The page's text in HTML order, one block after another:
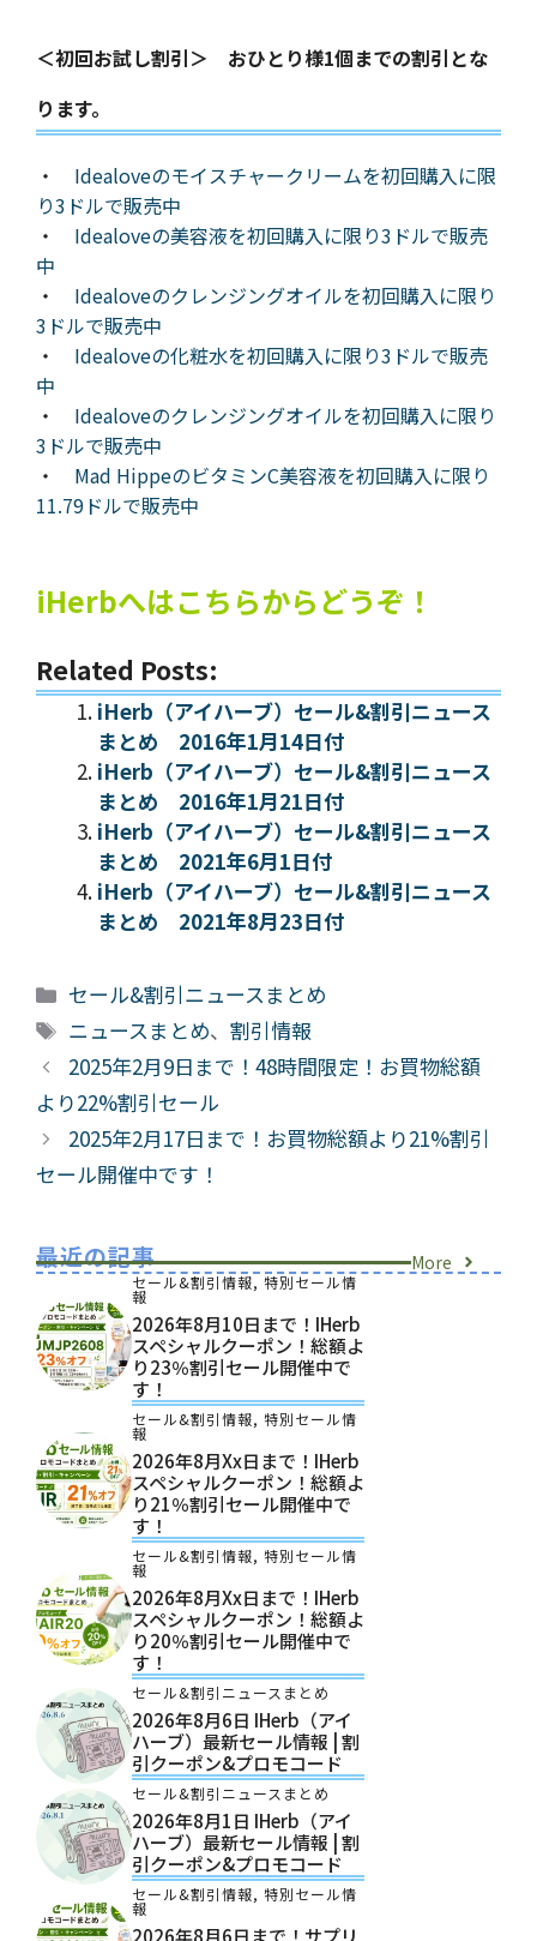
＜初回お試し割引＞ おひとり様1個までの割引とな
ります。
・ Idealoveのモイスチャークリームを初回購入に限
り3ドルで販売中
・ Idealoveの美容液を初回購入に限り3ドルで販売
中
・ Idealoveのクレンジングオイルを初回購入に限り
3ドルで販売中
・ Idealoveの化粧水を初回購入に限り3ドルで販売
中
・ Idealoveのクレンジングオイルを初回購入に限り
3ドルで販売中
・ Mad HippeのビタミンC美容液を初回購入に限り
11.79ドルで販売中
iHerbへはこちらからどうぞ！
Related Posts:
iHerb（アイハーブ）セール&割引ニュース
まとめ 2016年1月14日付
iHerb（アイハーブ）セール&割引ニュース
まとめ 2016年1月21日付
iHerb（アイハーブ）セール&割引ニュース
まとめ 2021年6月1日付
iHerb（アイハーブ）セール&割引ニュース
まとめ 2021年8月23日付
カ
テ
リ
ー
セール&割引ニュースまとめ
タ
グ
ニュースまとめ、割引情報
2025年2月9日まで！48時間限定！お買物総額
より22%割引セール
2025年2月17日まで！お買物総額より21%割引
セール開催中です！
最近の記事 More
セール&割引情報, 特別セール情
報
2026年8月10日まで！iHerb
スペシャルクーポン！総額よ
り23％割引セール開催中で
す！
セール&割引情報, 特別セール情
報
2026年8月xx日まで！iHerb
スペシャルクーポン！総額よ
り21％割引セール開催中で
す！
セール&割引情報, 特別セール情
報
2026年8月xx日まで！iHerb
スペシャルクーポン！総額よ
り20％割引セール開催中で
す！
セール&割引ニュースまとめ
2026年8月6日 IHerb（アイ
ハーブ）最新セール情報 | 割
引クーポン&プロモコード
セール&割引ニュースまとめ
2026年8月1日 IHerb（アイ
ハーブ）最新セール情報 | 割
引クーポン&プロモコード
セール&割引情報, 特別セール情
報
2026年8月6日まで！サプリ